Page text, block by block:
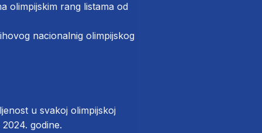
olimpijskim rang listama od
nacionalnig olimpijskog
u svakoj olimpijskoj
godine.